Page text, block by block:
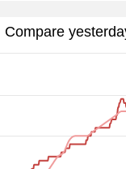
Compare